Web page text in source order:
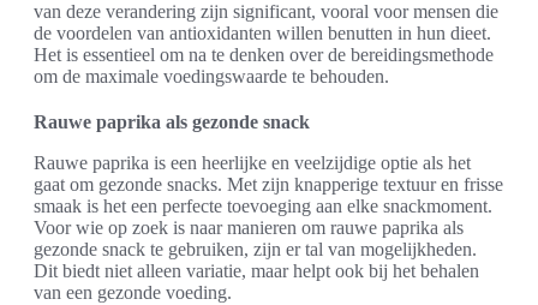
van deze verandering zijn significant, vooral voor mensen die
de voordelen van antioxidanten willen benutten in hun dieet.
Het is essentieel om na te denken over de bereidingsmethode
om de maximale voedingswaarde te behouden.
Rauwe paprika als gezonde snack
Rauwe paprika is een heerlijke en veelzijdige optie als het
gaat om gezonde snacks. Met zijn knapperige textuur en frisse
smaak is het een perfecte toevoeging aan elke snackmoment.
Voor wie op zoek is naar manieren om rauwe paprika als
gezonde snack te gebruiken, zijn er tal van mogelijkheden.
Dit biedt niet alleen variatie, maar helpt ook bij het behalen
van een gezonde voeding.